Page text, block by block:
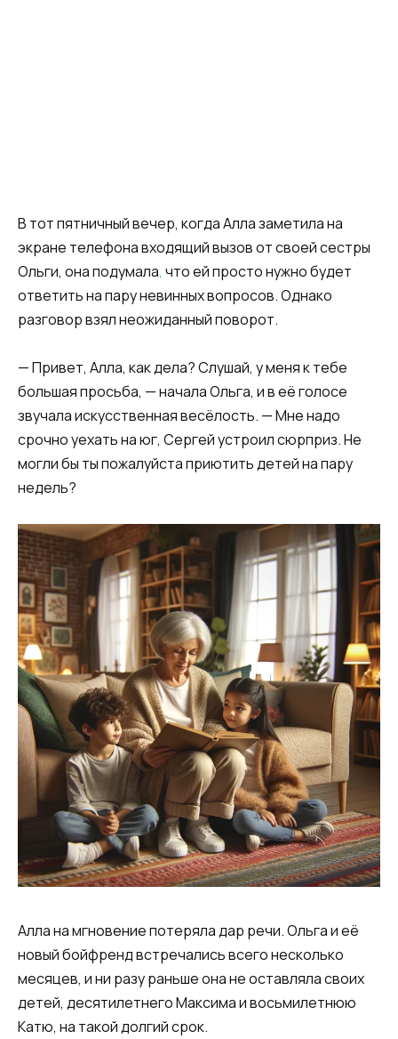
В тот пятничный вечер, когда Алла заметила на
экране телефона входящий вызов от своей сестры
Ольги, она подумала, что ей просто нужно будет
ответить на пару невинных вопросов. Однако
разговор взял неожиданный поворот.
— Привет, Алла, как дела? Слушай, у меня к тебе
большая просьба, — начала Ольга, и в её голосе
звучала искусственная весёлость. — Мне надо
срочно уехать на юг, Сергей устроил сюрприз. Не
могли бы ты пожалуйста приютить детей на пару
недель?
Алла на мгновение потеряла дар речи. Ольга и её
новый бойфренд встречались всего несколько
месяцев, и ни разу раньше она не оставляла своих
детей, десятилетнего Максима и восьмилетнюю
Катю, на такой долгий срок.